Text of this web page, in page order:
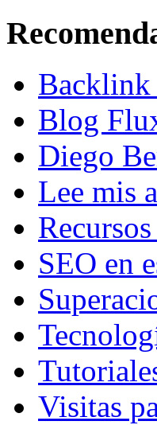
Backlink
Blog
Diego
Lee mis
SEO en
Visitas